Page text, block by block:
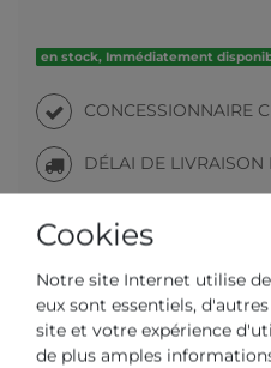
en stock, Immédiatement
CONCESSIONNAIRE
DÉLAI DE LIVRAISON
Votre prix avec
163,93 € *
Cookies
Notre site Internet utilise
eux sont essentiels,
site et votre expérience
de plus amples